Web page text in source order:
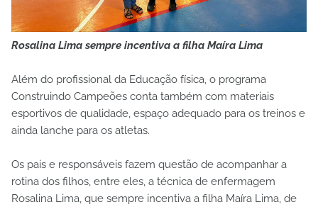
Rosalina Lima sempre incentiva a filha Maíra Lima
Além do profissional da Educação física, o programa
Construindo Campeões conta também com materiais
esportivos de qualidade, espaço adequado para os treinos e
ainda lanche para os atletas.
Os pais e responsáveis fazem questão de acompanhar a
rotina dos filhos, entre eles, a técnica de enfermagem
Rosalina Lima, que sempre incentiva a filha Maíra Lima, de